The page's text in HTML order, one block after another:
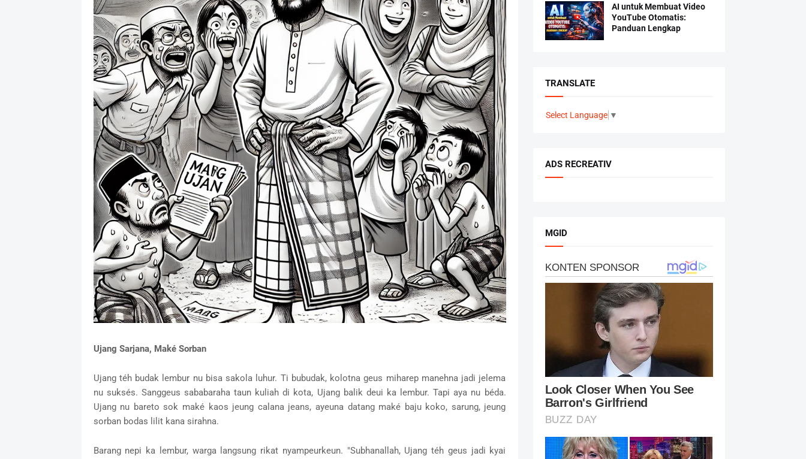
Ujang Sarjana, Maké Sorban
Ujang téh budak lembur nu bisa sakola luhur. Ti bubudak, kolotna geus miharep manehna jadi jelema
nu suksés. Sanggeus sababaraha taun kuliah di kota, Ujang balik deui ka lembur. Tapi aya nu béda.
Ujang nu bareto sok maké kaos jeung calana jeans, ayeuna datang maké baju koko, sarung, jeung
sorban bodas lilit kana sirahna.
Barang nepi ka lembur, warga langsung rikat nyampeurkeun. "Subhanallah, Ujang téh geus jadi kyai
AI untuk Membuat Video
YouTube Otomatis:
Panduan Lengkap
TRANSLATE
Select Language ▼
ADS RECREATIV
MGID